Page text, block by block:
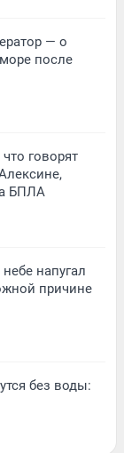
— о
после
говорят
БПЛА
напугал
причине
без воды: